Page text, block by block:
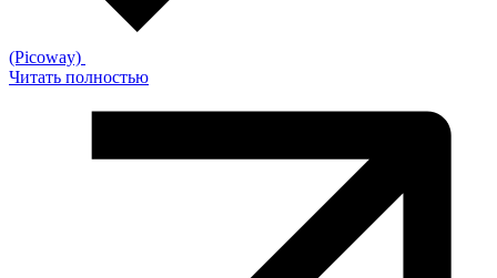
(Picoway)
Читать полностью